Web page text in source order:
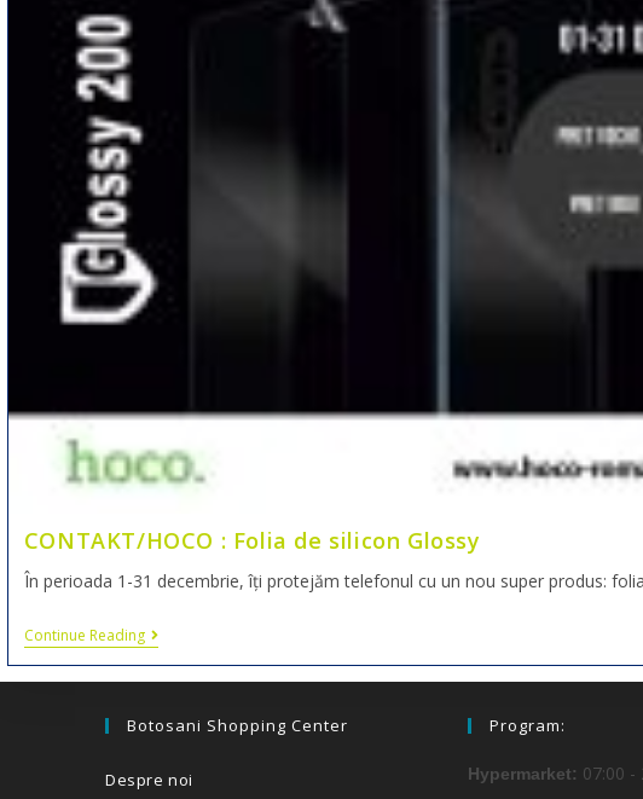
CONTAKT/HOCO : Folia de silicon Glossy
În perioada 1-31 decembrie, îți protejăm telefonul cu un nou super produs:
Continue Reading
Botosani Shopping Center
Despre noi
Program:
Hypermarket: 07:00 -